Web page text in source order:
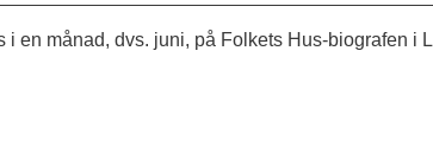
i en månad, dvs. juni, på Folkets Hus-biografen i